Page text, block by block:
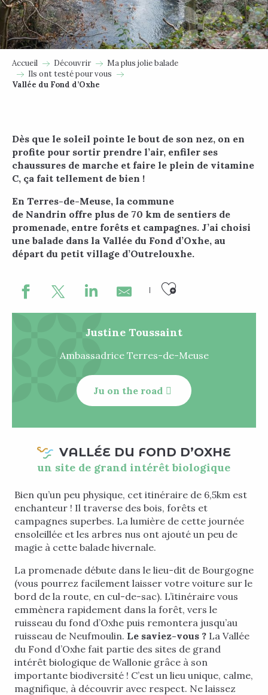
Accueil Découvrir
Ma plus jolie balade
Ils ont testé pour vous
Vallée du Fond d’Oxhe
Dès que le soleil pointe le bout de son nez, on en
profite pour sortir prendre l’air, enfiler ses
chaussures de marche et faire le plein de vitamine
C, ça fait tellement de bien !
En Terres-de-Meuse, la commune
de Nandrin offre plus de 70 km de sentiers de
promenade, entre forêts et campagnes. J’ai choisi
une balade dans la Vallée du Fond d’Oxhe, au
départ du petit village d’Outrelouxhe.
Ajouter
Justine Toussaint
Ambassadrice Terres-de-Meuse
Ju on the road
VALLÉE DU FOND D’OXHE
un site de grand intérêt biologique
Bien qu’un peu physique, cet itinéraire de 6,5km est
enchanteur ! Il traverse des bois, forêts et
campagnes superbes. La lumière de cette journée
ensoleillée et les arbres nus ont ajouté un peu de
magie à cette balade hivernale.
La promenade débute dans le lieu-dit de Bourgogne
(vous pourrez facilement laisser votre voiture sur le
bord de la route, en cul-de-sac). L’itinéraire vous
emmènera rapidement dans la forêt, vers le
ruisseau du fond d’Oxhe puis remontera jusqu’au
ruisseau de Neufmoulin. Le saviez-vous ? La Vallée
du Fond d’Oxhe fait partie des sites de grand
intérêt biologique de Wallonie grâce à son
importante biodiversité ! C’est un lieu unique, calme,
magnifique, à découvrir avec respect. Ne laissez